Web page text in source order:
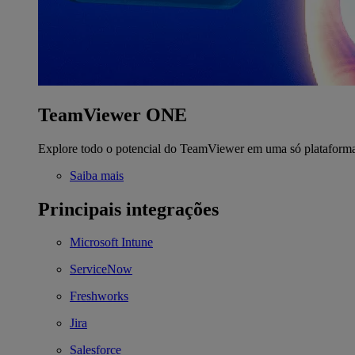
TeamViewer ONE
Explore todo o potencial do TeamViewer em uma só
Saiba mais
Principais integrações
Microsoft Intune
ServiceNow
Freshworks
Jira
Salesforce